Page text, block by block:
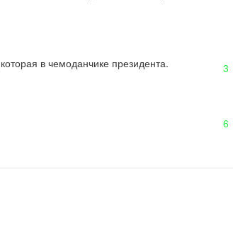
в чемоданчике президента. 3
6